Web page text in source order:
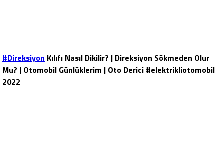
#Direksiyon Kılıfı Nasıl Dikilir? | Direksiyon Sökmeden Olur
Mu? | Otomobil Günlüklerim | Oto Derici #elektrikliotomobil
2022